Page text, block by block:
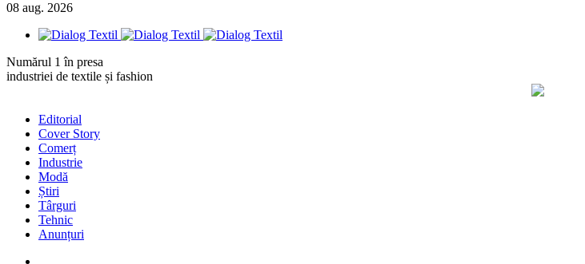
08 aug. 2026
Numărul 1 în presa
industriei de textile și fashion
Editorial
Cover Story
Comerț
Industrie
Modă
Știri
Târguri
Tehnic
Anunțuri